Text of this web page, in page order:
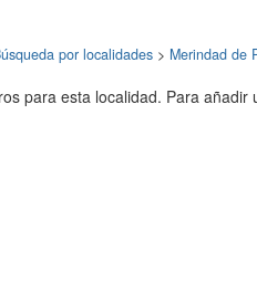
por localidades> Merindad de
para esta localidad. Para